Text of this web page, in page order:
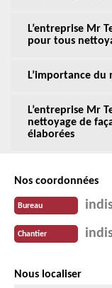
L’entreprise Mr
pour tous
L’importance
L’entreprise Mr
nettoyage de
élaborées
Nos coordonnées
Bureau
Chantier
Nous localiser